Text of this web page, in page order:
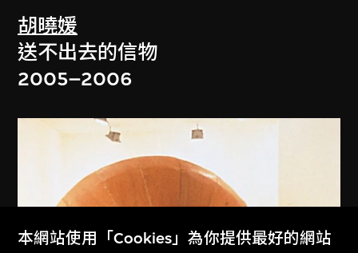
胡曉媛
送不出去的信物
2005–2006
本網站使用「Cookies」為你提供最好的網站